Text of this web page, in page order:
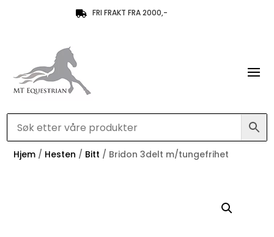
 FRI FRAKT FRA 2000,-
Hjem / Hesten / Bitt / Bridon 3delt m/tungefrihet